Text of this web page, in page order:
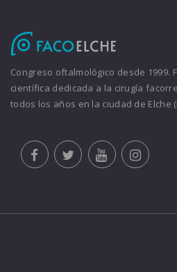
Congreso oftalmológico desde 1999.
científica dedicada a la cirugía
todos los años en la ciudad de Elche